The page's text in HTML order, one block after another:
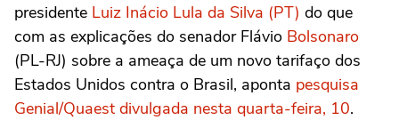
presidente Luiz Inácio Lula da Silva (PT) do que
com as explicações do senador Flávio Bolsonaro
(PL-RJ) sobre a ameaça de um novo tarifaço dos
Estados Unidos contra o Brasil, aponta pesquisa
Genial/Quaest divulgada nesta quarta-feira, 10.